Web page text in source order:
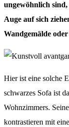
ungewöhnlich
Auge auf sich
Wandgemälde
Hier ist eine solche
schwarzes Sofa ist
Wohnzimmers.
kontrastieren mit